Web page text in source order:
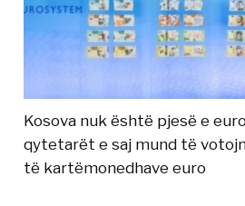
Kosova nuk është pjesë e
qytetarët e saj mund të
të kartëmonedhave euro